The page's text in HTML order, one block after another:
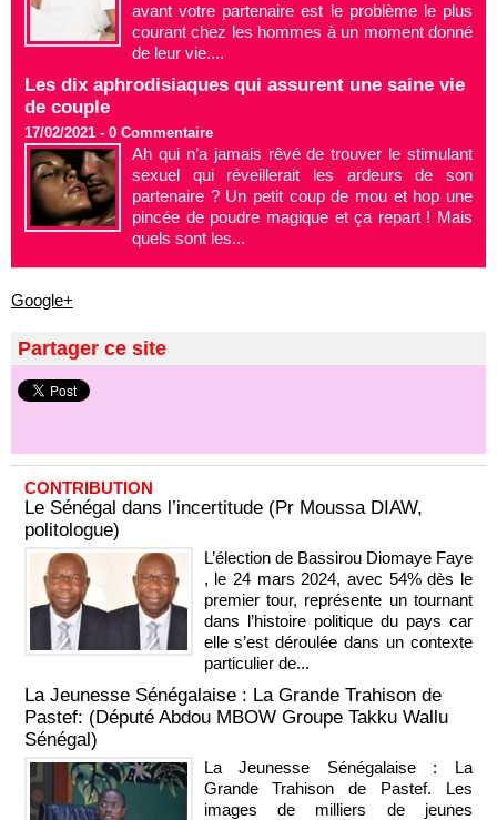
avant votre partenaire est le problème le plus
courant chez les hommes à un moment donné
de leur vie....
Les dix aphrodisiaques qui assurent une saine vie
de couple
17/02/2021 - 0 Commentaire
Ah qui n’a jamais rêvé de trouver le stimulant
sexuel qui réveillerait les ardeurs de son
partenaire ? Un petit coup de mou et hop une
pincée de poudre magique et ça repart ! Mais
quels sont les...
Google+
Partager ce site
CONTRIBUTION
Le Sénégal dans l’incertitude (Pr Moussa DIAW,
politologue)
L’élection de Bassirou Diomaye Faye
, le 24 mars 2024, avec 54% dès le
premier tour, représente un tournant
dans l’histoire politique du pays car
elle s’est déroulée dans un contexte
particulier de...
La Jeunesse Sénégalaise : La Grande Trahison de
Pastef: (Député Abdou MBOW Groupe Takku Wallu
Sénégal)
La Jeunesse Sénégalaise : La
Grande Trahison de Pastef. Les
images de milliers de jeunes